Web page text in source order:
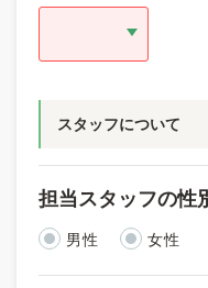
スタッフについて
担当スタッフの性
男性 女性